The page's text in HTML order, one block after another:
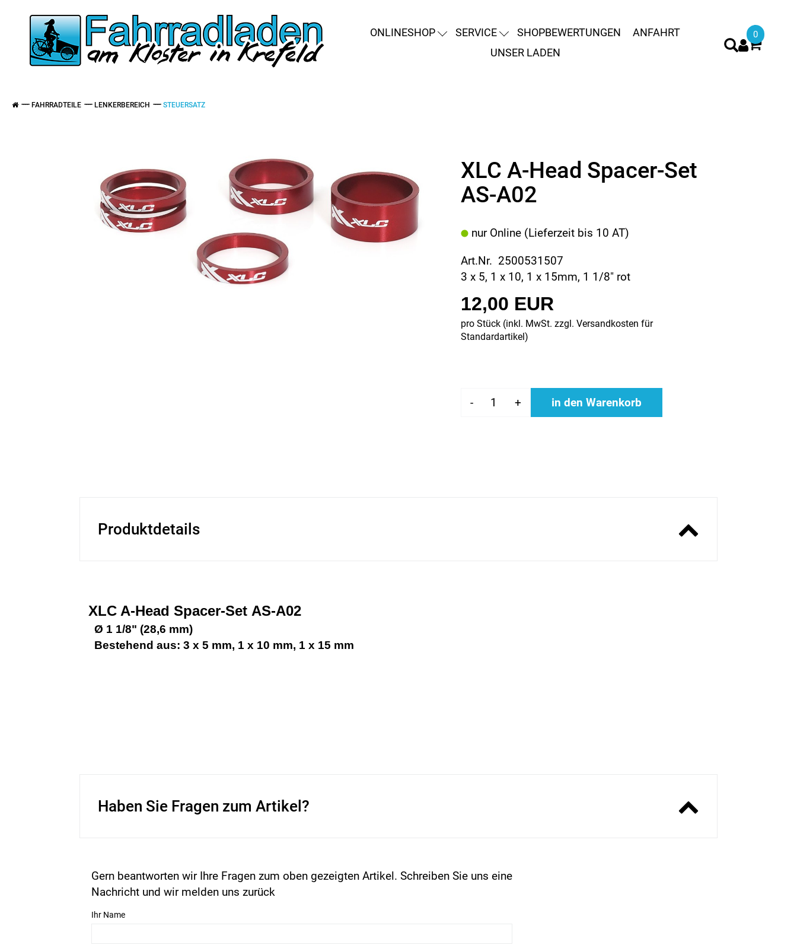
ONLINESHOP SERVICE SHOPBEWERTUNGEN
ANFAHRT
UNSER LADEN
0
FAHRRADTEILE LENKERBEREICH STEUERSATZ
XLC A-Head Spacer-Set
AS-A02
nur Online (Lieferzeit bis 10 AT)
Art.Nr. 2500531507
3 x 5, 1 x 10, 1 x 15mm, 1 1/8" rot
12,00 EUR
pro Stück (inkl. MwSt. zzgl. Versandkosten für
Standardartikel)
- + in den Warenkorb
Produktdetails
XLC A-Head Spacer-Set AS-A02
 Ø 1 1/8" (28,6 mm)
 Bestehend aus: 3 x 5 mm, 1 x 10 mm, 1 x 15 mm
Haben Sie Fragen zum Artikel?
Gern beantworten wir Ihre Fragen zum oben gezeigten Artikel. Schreiben Sie uns eine
Nachricht und wir melden uns zurück
Ihr Name